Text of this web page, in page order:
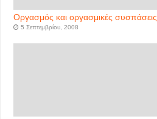
Οργασμός και οργασμικές συσπάσεις
5 Σεπτεμβρίου, 2008